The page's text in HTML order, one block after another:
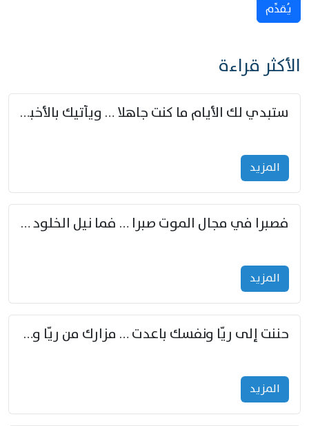
يُقدِّم
الأكثر قراءة
ستبدي لك الأيام ما كنت جاهلا … ويأتيك بالأخبار من لم تزوّد
المزید
فصبرا في مجال الموت صبرا … فما نيل الخلود بمستطاع
المزید
حننت إلى ريّا ونفسك باعدت … مزارك من ريّا وشعباكما معا
المزید